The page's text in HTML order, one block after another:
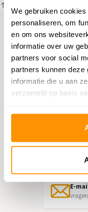
We gebruiken
personaliseren, om
en om ons
informatie over uw
partners voor social
partners kunnen deze
informatie die u aan
verzameld op basis
Neem
Chat
E-